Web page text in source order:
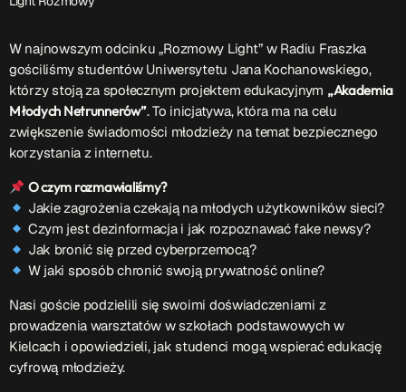
– jedyna w Kielcach studencka stacja radiowa.
Projekt ruszył w październiku 2015 roku z inicjatywy
kieleckich studentów Czytaj.wiecej…
Patronat medialny Radia Fraszka
itp.Czytaj więcej…
Wyszukaj
search
W najnowszym odcinku „Rozmowy Light” w Radiu Fraszka
gościliśmy studentów Uniwersytetu Jana Kochanowskiego,
którzy stoją za społecznym projektem edukacyjnym „Akademia
Młodych Netrunnerów”. To inicjatywa, która ma na celu
zwiększenie świadomości młodzieży na temat bezpiecznego
korzystania z internetu.
O czym rozmawialiśmy?
Jakie zagrożenia czekają na młodych użytkowników sieci?
Czym jest dezinformacja i jak rozpoznawać fake newsy?
Jak bronić się przed cyberprzemocą?
W jaki sposób chronić swoją prywatność online?
Nasi goście podzielili się swoimi doświadczeniami z
prowadzenia warsztatów w szkołach podstawowych w
Kielcach i opowiedzieli, jak studenci mogą wspierać edukację
cyfrową młodzieży.